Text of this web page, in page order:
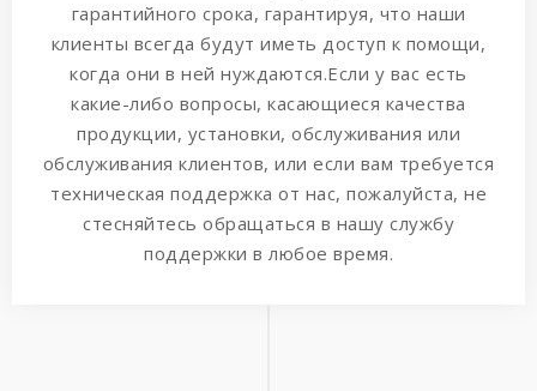
гарантийного срока, гарантируя, что наши
клиенты всегда будут иметь доступ к помощи,
когда они в ней нуждаются.Если у вас есть
какие-либо вопросы, касающиеся качества
продукции, установки, обслуживания или
обслуживания клиентов, или если вам требуется
техническая поддержка от нас, пожалуйста, не
стесняйтесь обращаться в нашу службу
поддержки в любое время.